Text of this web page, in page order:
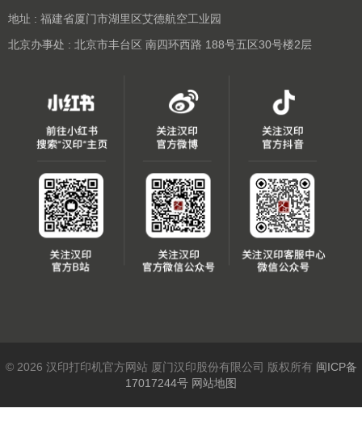
地址 : 福建省厦门市湖里区艾德航空工业园
北京办事处 : 北京市丰台区 南四环西路 188号五区30号楼2层
© 2026 汉印打印机官方网站 厦门汉印股份有限公司 版权所有 闽ICP备
17017244号 网站地图